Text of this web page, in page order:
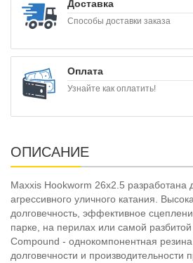
Доставка
Способы доставки заказа
Оплата
Узнайте как оплатить!
ОПИСАНИЕ
Maxxis Hookworm 26x2.5 разработана
агрессивного уличного катания.
долговечность, эффективное
парке, на перилах или самой
Compound - однокомпонентная
долговечности и производительности